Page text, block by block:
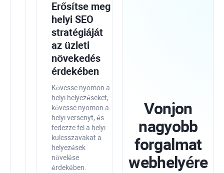
Integrálja
PowerSuite-
Google
eszközeivel
nagyobb
pontosság
érdekében
Egyesítse
Erősítse meg
helyi SEO
stratégiáját
az üzleti
növekedés
érdekében
Kövesse nyomon a
helyi helyezéseket,
kövesse nyomon a
helyi versenyt, és
fedezze fel a helyi
kulcsszavakat a
helyezések
növelése
érdekében.
Vonjon
nagyobb
forgalmat
webhelyére